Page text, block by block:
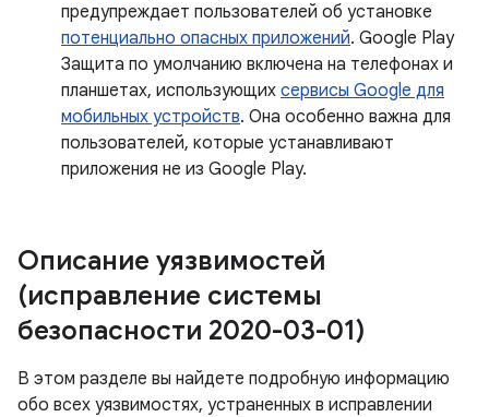
предупреждает пользователей об установке
потенциально опасных приложений. Google Play
Защита по умолчанию включена на телефонах и
планшетах, использующих сервисы Google для
мобильных устройств. Она особенно важна для
пользователей, которые устанавливают
приложения не из Google Play.
Описание уязвимостей
(исправление системы
безопасности 2020-03-01)
В этом разделе вы найдете подробную информацию
обо всех уязвимостях, устраненных в исправлении